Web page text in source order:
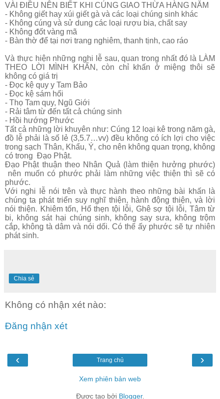
VÀI ĐIỀU NÊN BIẾT KHI CÚNG GIAO THỪA HÀNG NĂM
- Không giết hay xúi giết gà và các loại chúng sinh khác
- Không cúng và sử dung các loại rượu bia, chất say
- Không đốt vàng mã
- Bàn thờ để tại nơi trang nghiêm, thanh tịnh, cao ráo
Và thực hiện những nghi lễ sau, quan trong nhất đó là LÀM
THEO LỜI MÌNH KHẤN, còn chỉ khấn ở miệng thôi sẽ
không có giá trị
- Đọc kệ quy y Tam Bảo
- Đọc kệ sám hối
- Thọ Tam quy, Ngũ Giới
- Rải tâm từ đến tất cả chúng sinh
- Hồi hướng Phước
Tất cả những lời khuyên như: Cúng 12 loại kê trong năm gà,
đồ lễ phải là số lẻ (3,5.7…vv) đều không có ích lợi cho việc
trong sạch Thân, Khẩu, Ý, cho nên không quan trọng, không
có trong Đạo Phật.
Đạo Phật thuận theo Nhân Quả (làm thiện hưởng phước)
nên muốn có phước phải làm những việc thiện thì sẽ có
phước.
Với nghi lễ nói trên và thực hành theo những bài khấn là
chúng ta phát triển suy nghĩ thiện, hành động thiện, và lời
nói thiện. Khiêm tốn, Hổ thẹn tội lỗi, Ghê sợ tội lỗi, Tâm từ
bi, không sát hại chúng sinh, không say sưa, không trộm
cắp, không tà dâm và nói dối. Có thế ấy phước sẽ tự nhiên
phát sinh.
Chia sẻ
Không có nhận xét nào:
Đăng nhận xét
‹ ›
Trang chủ
Xem phiên bản web
Được tạo bởi Blogger.